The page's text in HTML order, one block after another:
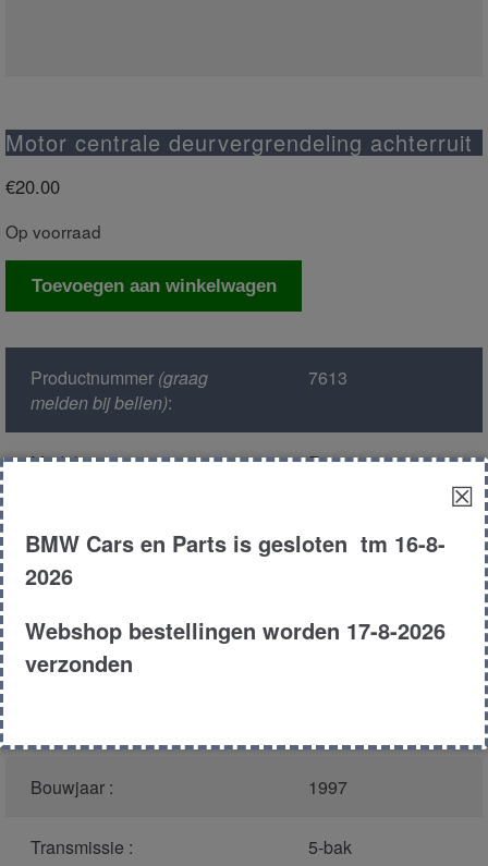
Motor centrale deurvergrendeling achterruit
€20.00
Op voorraad
Motor
aantal
Toevoegen aan winkelwagen
Productnummer(graag
melden bij bellen):
7613
Model : E39
Blau Metallic
Motor type :
Bouwjaar : 1997
Transmissie : 5-bak
☒
BMW Cars en Parts is gesloten tm 16-8-
2026
Webshop bestellingen worden 17-8-2026
verzonden